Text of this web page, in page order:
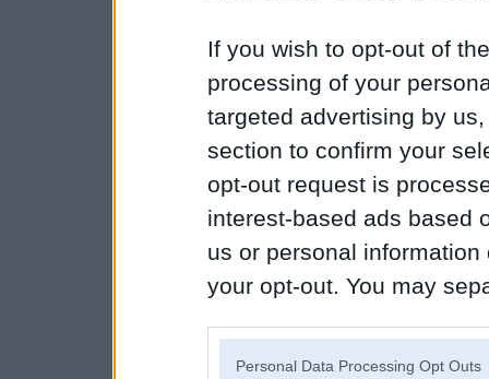
If you wish to opt-out of
processing of your
targeted advertising by
section to confirm your
opt-out request is
interest-based ads based
us or personal
your opt-out. You may
Personal Data Processing Opt Outs